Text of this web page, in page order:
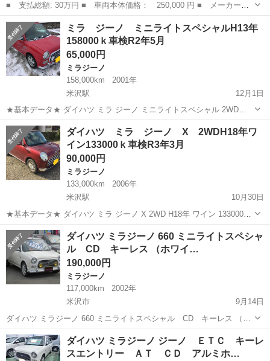
■ 支払総額: 30万円 ■ 車両本体価格： 250,000 円 ■ メーカー
名： ダイハツ ■ 車種名： ミラジーノ ■ グレード名： ジー
ノ 車検２年付、３０万・修復歴なし・タイベル交換ステッカー有り
■ 排気量： 6...
宮城 仙台市
ミラ ジーノ ミニライトスペシャルH13年
158000ｋ車検R2年5月
65,000円
ミラジーノ
158,000km
2001年
米沢駅
12月1日
★基本データ★ ダイハツ ミラ ジーノ ミニライトスペシャル 2WD
H13年 158000ｋ 車検R2年5月 赤 探していた方にどうぞ 現在冬タイ
ヤ。すぐ乗れます。夏タイヤはありません。 ★外装★ 外装は年式相
応...
山形 米沢市 米沢駅
ダイハツ ミラ ジーノ X 2WDH18年ワ
イン133000ｋ車検R3年3月
90,000円
ミラジーノ
133,000km
2006年
米沢駅
10月30日
★基本データ★ ダイハツ ミラ ジーノ X 2WD H18年 ワイン 133000ｋ
車検長いR3年3月 タイベル交換済み 現在冬タイヤ。夏タイヤ搭載です
が別途オプションです。夏タイヤホイールセット溝有5千円別途です。
...
山形 米沢市 米沢駅
ダイハツ ミラジーノ 660 ミニライトスペシャ
ル CD キーレス （ホワイ…
190,000円
ミラジーノ
117,000km
2002年
米沢市
9月14日
ダイハツ ミラジーノ 660 ミニライトスペシャル CD キーレス （ホ
ワイト） ハッチバック 軽自動車 本体価格 190,000円 年式(初度登録
年):2002(H14) 走行距離:11.7万km 修復歴:なし リ...
山形 米沢市 ミラジーノ
ダイハツ ミラジーノ ジーノ ＥＴＣ キーレ
スエントリー ＡＴ ＣＤ アルミホ…